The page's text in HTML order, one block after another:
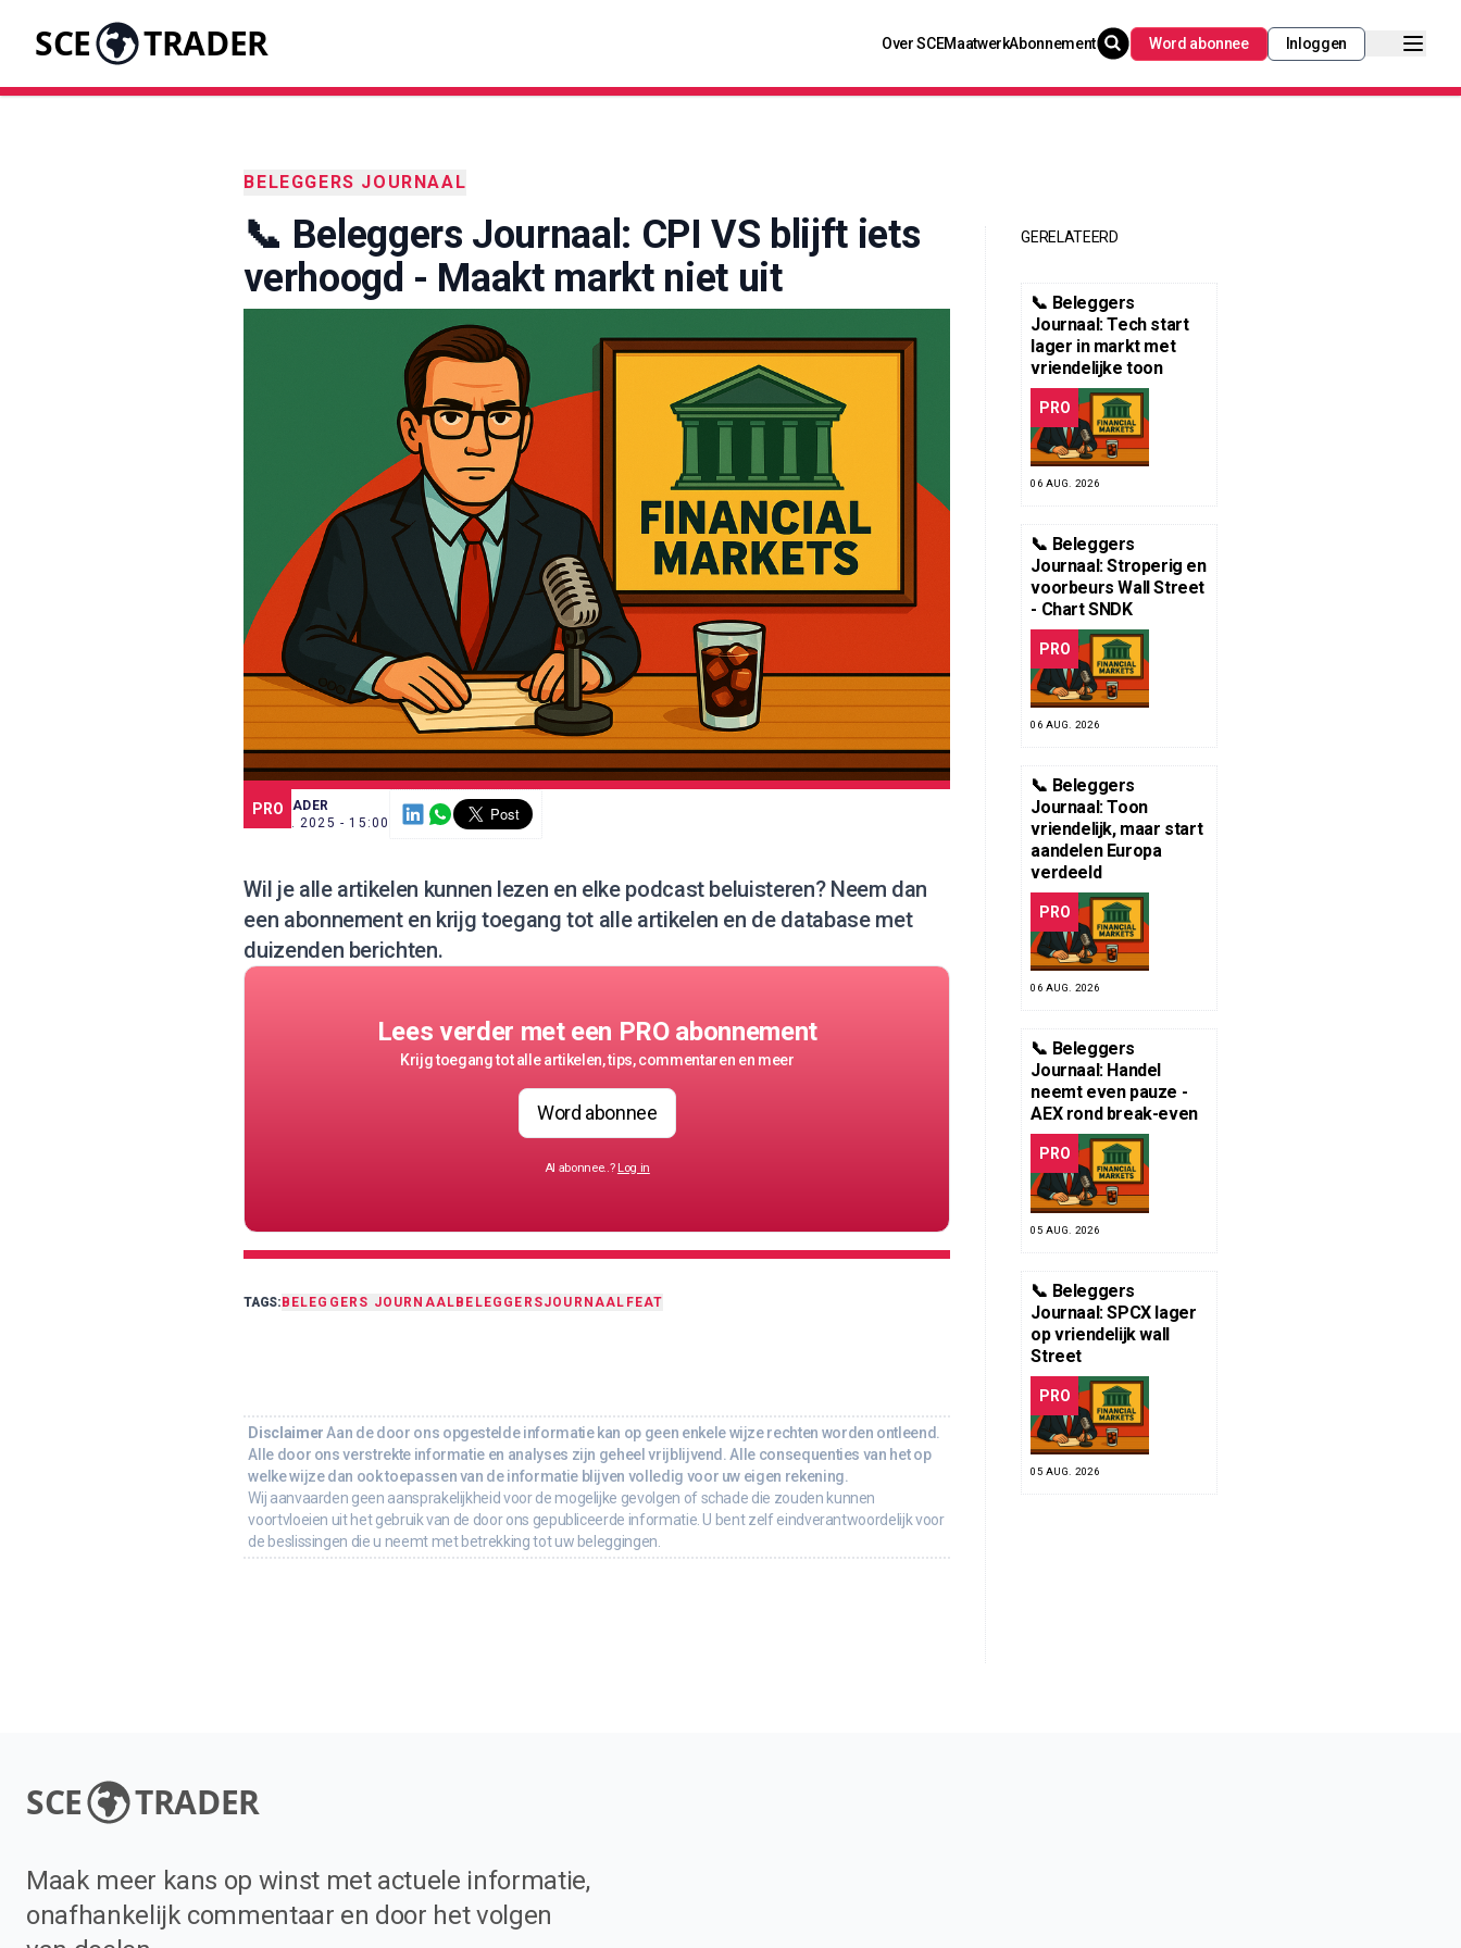
SCE TRADER Over SCEMaatwerkAbonnement Word abonnee Inloggen
BELEGGERS JOURNAAL
📞 Beleggers Journaal: CPI VS blijft iets
verhoogd - Maakt markt niet uit
PRO
SCE TRADER
11 SEP. 2025 - 15:00
Wil je alle artikelen kunnen lezen en elke podcast beluisteren? Neem dan
een abonnementen krijg toegang tot alle artikelen en de database met
duizenden berichten.
Lees verder met een PRO abonnement
Krijg toegang tot alle artikelen, tips, commentaren en meer
Word abonnee
Al abonnee..? Log in
TAGS:BELEGGERS JOURNAALBELEGGERSJOURNAAL FEAT
Disclaimer Aan de door ons opgestelde informatie kan op geen enkele wijze rechten worden ontleend.
Alle door ons verstrekte informatie en analyses zijn geheel vrijblijvend. Alle consequenties van het op
welke wijze dan ook toepassen van de informatie blijven volledig voor uw eigen rekening.
Wij aanvaarden geen aansprakelijkheid voor de mogelijke gevolgen of schade die zouden kunnen
voortvloeien uit het gebruik van de door ons gepubliceerde informatie. U bent zelf eindverantwoordelijk voor
de beslissingen die u neemt met betrekking tot uw beleggingen.
GERELATEERD
📞 Beleggers
Journaal: Tech start
lager in markt met
vriendelijke toon
PRO
06 AUG. 2026
📞 Beleggers
Journaal: Stroperig en
voorbeurs Wall Street
- Chart SNDK
PRO
06 AUG. 2026
📞 Beleggers
Journaal: Toon
vriendelijk, maar start
aandelen Europa
verdeeld
PRO
06 AUG. 2026
📞 Beleggers
Journaal: Handel
neemt even pauze -
AEX rond break-even
PRO
05 AUG. 2026
📞 Beleggers
Journaal: SPCX lager
op vriendelijk wall
Street
PRO
05 AUG. 2026
SCE TRADER
Maak meer kans op winst met actuele informatie,
onafhankelijk commentaar en door het volgen